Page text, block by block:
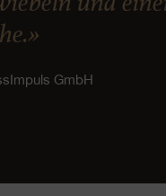
GmbH